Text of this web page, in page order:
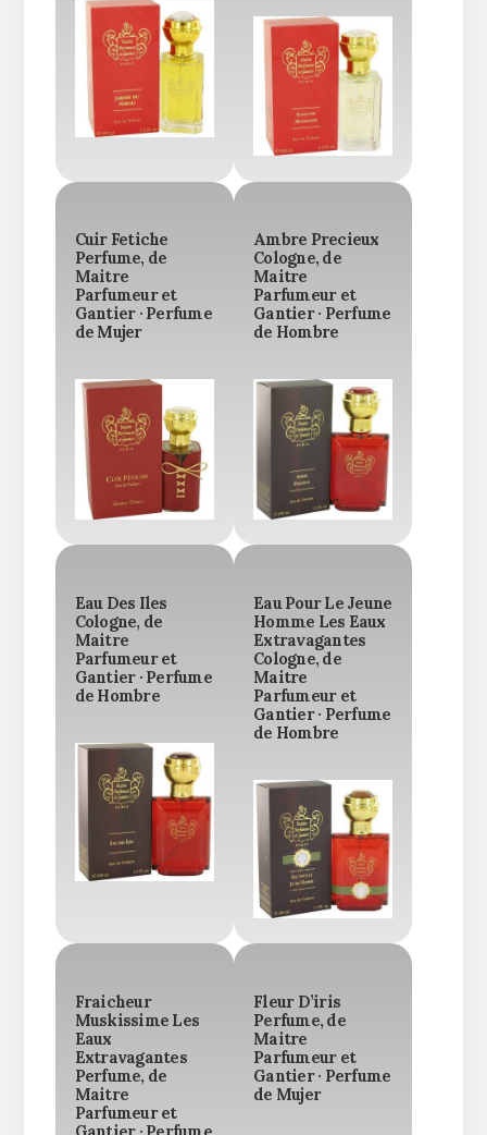
Cuir Fetiche
Perfume, de
Maitre
Parfumeur et
Gantier · Perfume
de Mujer
Ambre Precieux
Cologne, de
Maitre
Parfumeur et
Gantier · Perfume
de Hombre
Eau Des Iles
Cologne, de
Maitre
Parfumeur et
Gantier · Perfume
de Hombre
Eau Pour Le Jeune
Homme Les Eaux
Extravagantes
Cologne, de
Maitre
Parfumeur et
Gantier · Perfume
de Hombre
Fraicheur
Muskissime Les
Eaux
Extravagantes
Perfume, de
Maitre
Parfumeur et
Fleur D’iris
Perfume, de
Maitre
Parfumeur et
Gantier · Perfume
de Mujer